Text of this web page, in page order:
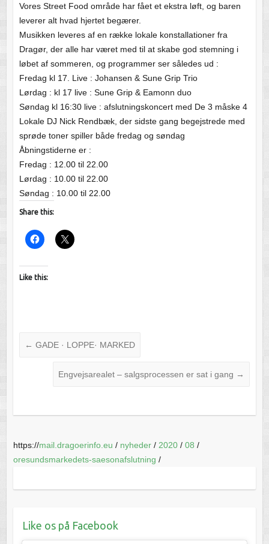
Vores Street Food område har fået et ekstra løft, og baren
leverer alt hvad hjertet begærer.
Musikken leveres af en række lokale konstallationer fra
Dragør, der alle har været med til at skabe god stemning i
løbet af sommeren, og programmer ser således ud :
Fredag kl 17. Live : Johansen & Sune Grip Trio
Lørdag : kl 17 live : Sune Grip & Eamonn duo
Søndag kl 16:30 live : afslutningskoncert med De 3 måske 4
Lokale DJ Nick Rendbæk, der sidste gang begejstrede med
sprøde toner spiller både fredag og søndag
Åbningstiderne er :
Fredag : 12.00 til 22.00
Lørdag : 10.00 til 22.00
Søndag : 10.00 til 22.00
Share this:
Like this:
← GADE · LOPPE· MARKED
Engvejsarealet – salgsprocessen er sat i gang →
https://mail.dragoerinfo.eu / nyheder/ 2020/ 08 /
oresundsmarkedets-saesonafslutning /
Like os på Facebook